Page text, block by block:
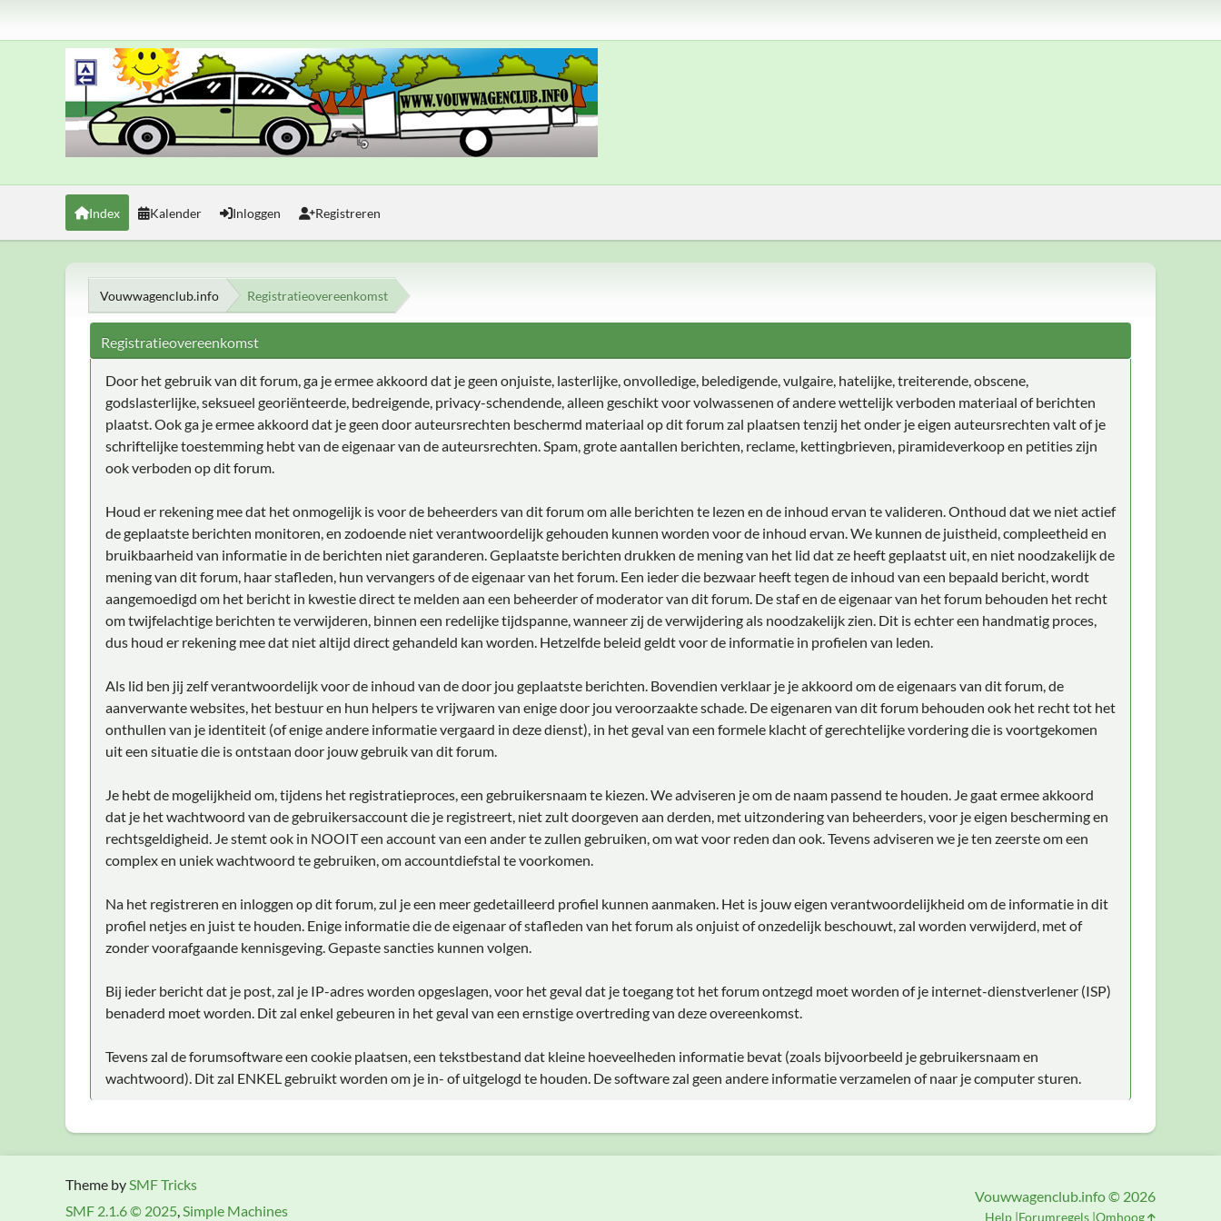
Index Kalender Inloggen Registreren
Vouwwagenclub.info Registratieovereenkomst
Registratieovereenkomst
Door het gebruik van dit forum, ga je ermee akkoord dat je geen onjuiste, lasterlijke, onvolledige, beledigende, vulgaire, hatelijke, treiterende, obscene,
godslasterlijke, seksueel georiënteerde, bedreigende, privacy-schendende, alleen geschikt voor volwassenen of andere wettelijk verboden materiaal of berichten
plaatst. Ook ga je ermee akkoord dat je geen door auteursrechten beschermd materiaal op dit forum zal plaatsen tenzij het onder je eigen auteursrechten valt of je
schriftelijke toestemming hebt van de eigenaar van de auteursrechten. Spam, grote aantallen berichten, reclame, kettingbrieven, piramideverkoop en petities zijn
ook verboden op dit forum.
Houd er rekening mee dat het onmogelijk is voor de beheerders van dit forum om alle berichten te lezen en de inhoud ervan te valideren. Onthoud dat we niet actief
de geplaatste berichten monitoren, en zodoende niet verantwoordelijk gehouden kunnen worden voor de inhoud ervan. We kunnen de juistheid, compleetheid en
bruikbaarheid van informatie in de berichten niet garanderen. Geplaatste berichten drukken de mening van het lid dat ze heeft geplaatst uit, en niet noodzakelijk de
mening van dit forum, haar stafleden, hun vervangers of de eigenaar van het forum. Een ieder die bezwaar heeft tegen de inhoud van een bepaald bericht, wordt
aangemoedigd om het bericht in kwestie direct te melden aan een beheerder of moderator van dit forum. De staf en de eigenaar van het forum behouden het recht
om twijfelachtige berichten te verwijderen, binnen een redelijke tijdspanne, wanneer zij de verwijdering als noodzakelijk zien. Dit is echter een handmatig proces,
dus houd er rekening mee dat niet altijd direct gehandeld kan worden. Hetzelfde beleid geldt voor de informatie in profielen van leden.
Als lid ben jij zelf verantwoordelijk voor de inhoud van de door jou geplaatste berichten. Bovendien verklaar je je akkoord om de eigenaars van dit forum, de
aanverwante websites, het bestuur en hun helpers te vrijwaren van enige door jou veroorzaakte schade. De eigenaren van dit forum behouden ook het recht tot het
onthullen van je identiteit (of enige andere informatie vergaard in deze dienst), in het geval van een formele klacht of gerechtelijke vordering die is voortgekomen
uit een situatie die is ontstaan door jouw gebruik van dit forum.
Je hebt de mogelijkheid om, tijdens het registratieproces, een gebruikersnaam te kiezen. We adviseren je om de naam passend te houden. Je gaat ermee akkoord
dat je het wachtwoord van de gebruikersaccount die je registreert, niet zult doorgeven aan derden, met uitzondering van beheerders, voor je eigen bescherming en
rechtsgeldigheid. Je stemt ook in NOOIT een account van een ander te zullen gebruiken, om wat voor reden dan ook. Tevens adviseren we je ten zeerste om een
complex en uniek wachtwoord te gebruiken, om accountdiefstal te voorkomen.
Na het registreren en inloggen op dit forum, zul je een meer gedetailleerd profiel kunnen aanmaken. Het is jouw eigen verantwoordelijkheid om de informatie in dit
profiel netjes en juist te houden. Enige informatie die de eigenaar of stafleden van het forum als onjuist of onzedelijk beschouwt, zal worden verwijderd, met of
zonder voorafgaande kennisgeving. Gepaste sancties kunnen volgen.
Bij ieder bericht dat je post, zal je IP-adres worden opgeslagen, voor het geval dat je toegang tot het forum ontzegd moet worden of je internet-dienstverlener (ISP)
benaderd moet worden. Dit zal enkel gebeuren in het geval van een ernstige overtreding van deze overeenkomst.
Tevens zal de forumsoftware een cookie plaatsen, een tekstbestand dat kleine hoeveelheden informatie bevat (zoals bijvoorbeeld je gebruikersnaam en
wachtwoord). Dit zal ENKEL gebruikt worden om je in- of uitgelogd te houden. De software zal geen andere informatie verzamelen of naar je computer sturen.
Theme bySMF Tricks
SMF 2.1.6 © 2025,Simple Machines
Vouwwagenclub.info © 2026
Help Forumregels Omhoog